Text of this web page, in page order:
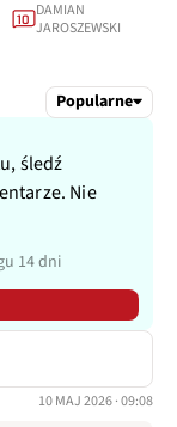
10 DAMIAN
JAROSZEWSKI
Popularne
śledź
Nie
14 dni
10 MAJ 2026 · 09:08